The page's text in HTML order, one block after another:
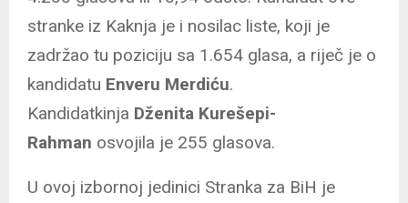
stranke iz Kaknja je i nosilac liste, koji je
zadržao tu poziciju sa 1.654 glasa, a riječ je o
kandidatu Enveru Merdiću.
Kandidatkinja Dženita Kurešepi-
Rahman osvojila je 255 glasova.
U ovoj izbornoj jedinici Stranka za BiH je